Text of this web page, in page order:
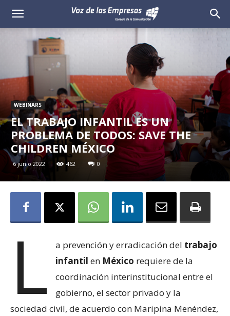
Voz
WEBINARS
EL TRABAJO INFANTIL ES UN
PROBLEMA DE TODOS: SAVE THE
CHILDREN MÉXICO
6 junio 2022 462 0
L a prevención y erradicación del trabajo
infantil en México requiere de la
coordinación interinstitucional entre el
gobierno, el sector privado y la
sociedad civil, de acuerdo con Maripina Menéndez,